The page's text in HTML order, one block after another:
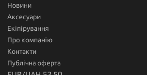
Новини
Аксесуари
Екіпірування
Про компанію
Контакти
Публічна оферта